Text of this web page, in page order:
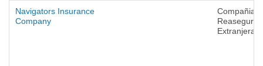
Navigators Insurance
Company
Compañias
Reaseguro
Extranjeras